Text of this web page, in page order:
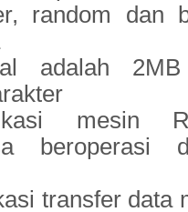
random dan
adalah
mesin
beroperasi
transfer data